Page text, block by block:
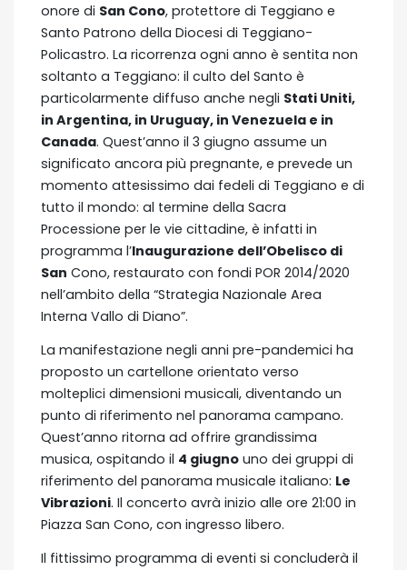
onore di San Cono, protettore di Teggiano e
Santo Patrono della Diocesi di Teggiano-
Policastro. La ricorrenza ogni anno è sentita non
soltanto a Teggiano: il culto del Santo è
particolarmente diffuso anche negli Stati Uniti,
in Argentina, in Uruguay, in Venezuela e in
Canada. Quest’anno il 3 giugno assume un
significato ancora più pregnante, e prevede un
momento attesissimo dai fedeli di Teggiano e di
tutto il mondo: al termine della Sacra
Processione per le vie cittadine, è infatti in
programma l’Inaugurazione dell’Obelisco di
San Cono, restaurato con fondi POR 2014/2020
nell’ambito della “Strategia Nazionale Area
Interna Vallo di Diano”.
La manifestazione negli anni pre-pandemici ha
proposto un cartellone orientato verso
molteplici dimensioni musicali, diventando un
punto di riferimento nel panorama campano.
Quest’anno ritorna ad offrire grandissima
musica, ospitando il 4 giugno uno dei gruppi di
riferimento del panorama musicale italiano: Le
Vibrazioni. Il concerto avrà inizio alle ore 21:00 in
Piazza San Cono, con ingresso libero.
Il fittissimo programma di eventi si concluderà il